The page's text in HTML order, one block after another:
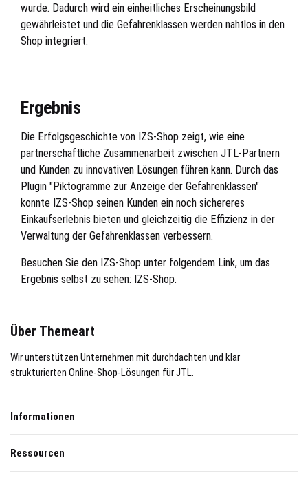
wurde. Dadurch wird ein einheitliches Erscheinungsbild
gewährleistet und die Gefahrenklassen werden nahtlos in den
Shop integriert.
Ergebnis
Die Erfolgsgeschichte von IZS-Shop zeigt, wie eine
partnerschaftliche Zusammenarbeit zwischen JTL-Partnern
und Kunden zu innovativen Lösungen führen kann. Durch das
Plugin "Piktogramme zur Anzeige der Gefahrenklassen"
konnte IZS-Shop seinen Kunden ein noch sichereres
Einkaufserlebnis bieten und gleichzeitig die Effizienz in der
Verwaltung der Gefahrenklassen verbessern.
Besuchen Sie den IZS-Shop unter folgendem Link, um das
Ergebnis selbst zu sehen: IZS-Shop.
Über Themeart
Wir unterstützen Unternehmen mit durchdachten und klar
strukturierten Online-Shop-Lösungen für JTL.
Informationen
Ressourcen